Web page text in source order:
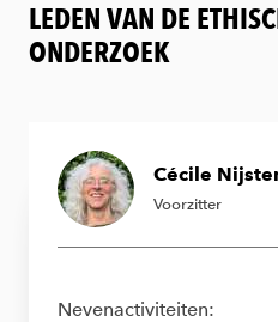
LEDEN VAN DE
ONDERZOEK
Cécile
Voorzitter
Nevenactiviteiten: